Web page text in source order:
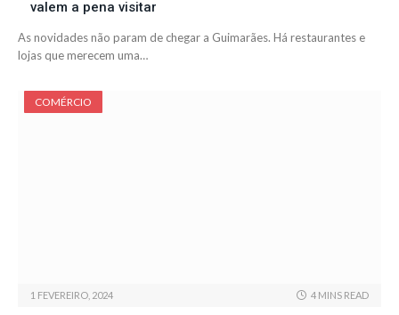
valem a pena visitar
As novidades não param de chegar a Guimarães. Há restaurantes e
lojas que merecem uma…
COMÉRCIO
1 FEVEREIRO, 2024 4 MINS READ